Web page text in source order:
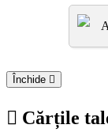
Închide
Cărțile